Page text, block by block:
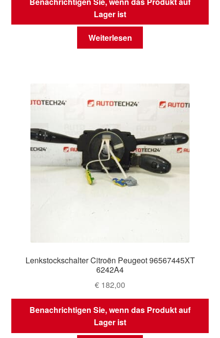
Lager ist
Weiterlesen
Lenkstockschalter Citroën Peugeot 96567445XT
6242A4
€ 182,00
Benachrichtigen Sie, wenn das Produkt auf
Lager ist